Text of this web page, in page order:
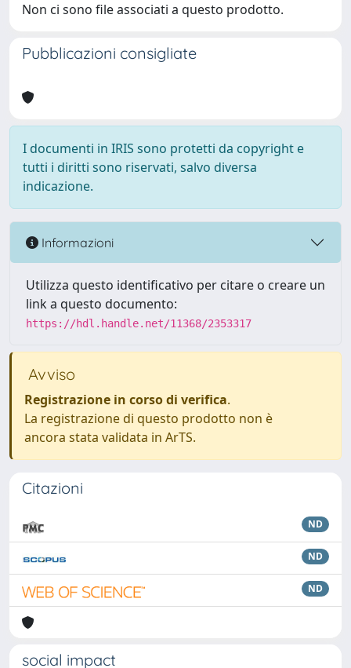
Non ci sono file associati a questo prodotto.
Pubblicazioni consigliate
I documenti in IRIS sono protetti da copyright e
tutti i diritti sono riservati, salvo diversa
indicazione.
Informazioni
Utilizza questo identificativo per citare o creare un
link a questo documento:
https://hdl.handle.net/11368/2353317
Avviso
Registrazione in corso di verifica.
La registrazione di questo prodotto non è
ancora stata validata in ArTS.
Citazioni
ND
ND
ND
social impact